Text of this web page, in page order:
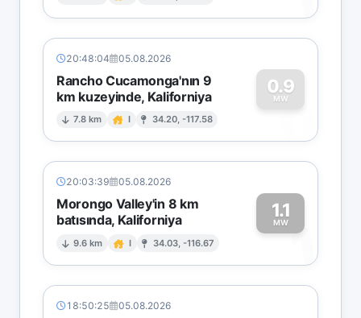
20:48:04 05.08.2026
Rancho Cucamonga'nın 9
km kuzeyinde, Kaliforniya
7.8 km I 34.20, -117.58
0.9
MW
0
20:03:39 05.08.2026
Morongo Valley'in 8 km
batısında, Kaliforniya
9.6 km I 34.03, -116.67
1.1
MW1
18:50:25 05.08.2026